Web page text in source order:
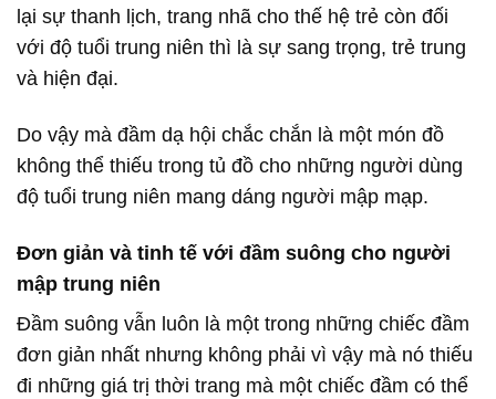
lại sự thanh lịch, trang nhã cho thế hệ trẻ còn đối
với độ tuổi trung niên thì là sự sang trọng, trẻ trung
và hiện đại.
Do vậy mà đầm dạ hội chắc chắn là một món đồ
không thể thiếu trong tủ đồ cho những người dùng
độ tuổi trung niên mang dáng người mập mạp.
Đơn giản và tinh tế với đầm suông cho người
mập trung niên
Đầm suông vẫn luôn là một trong những chiếc đầm
đơn giản nhất nhưng không phải vì vậy mà nó thiếu
đi những giá trị thời trang mà một chiếc đầm có thể